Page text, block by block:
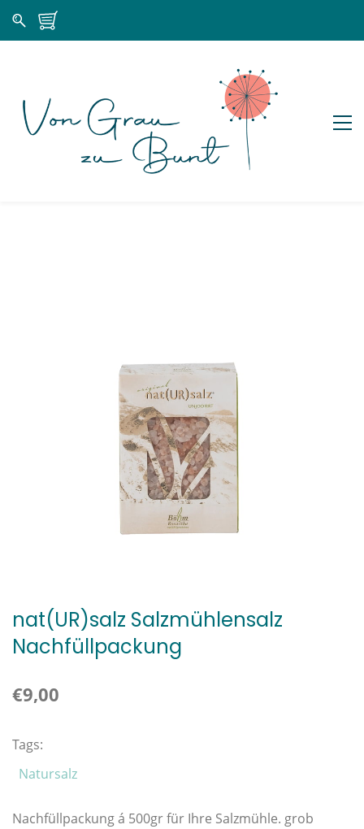
nat(UR)salz Salzmühlensalz
Nachfüllpackung
€9,00
Tags:
Natursalz
Nachfüllpackung á 500gr für Ihre Salzmühle. grob